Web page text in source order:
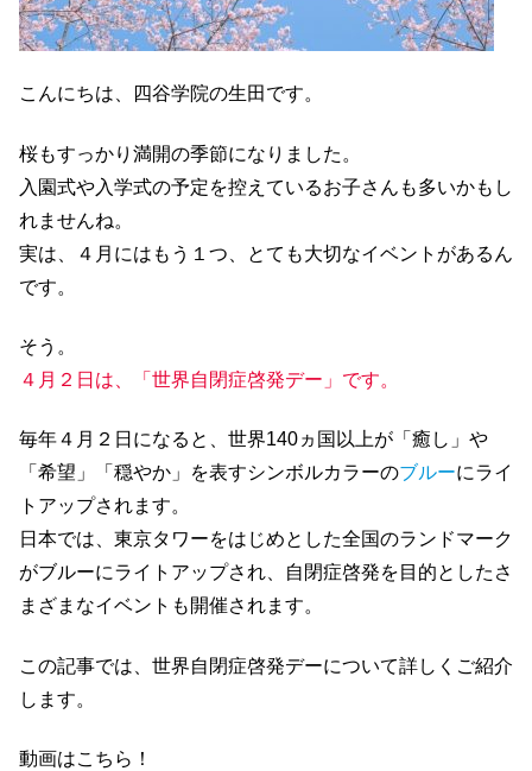
こんにちは、四谷学院の生田です。
桜もすっかり満開の季節になりました。
入園式や入学式の予定を控えているお子さんも多いかもし
れませんね。
実は、４月にはもう１つ、とても大切なイベントがあるん
です。
そう。
４月２日は、「世界自閉症啓発デー」です。
毎年４月２日になると、世界140ヵ国以上が 「癒し」や
「希望」「穏やか」を表すシンボルカラーのブルーにライ
トアップされます。
日本では、東京タワーをはじめとした全国のランドマーク
がブルーにライトアップされ、自閉症啓発を目的としたさ
まざまなイベントも開催されます。
この記事では、世界自閉症啓発デーについて詳しくご紹介
します。
動画はこちら！